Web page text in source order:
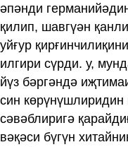
әпәнди
қилип, шавгүән
уйғур
илгири сүрди. у,
йүз бәргәндә
син көрүнүшлиридин
сәвәблиригә
вәқәси бүгүн